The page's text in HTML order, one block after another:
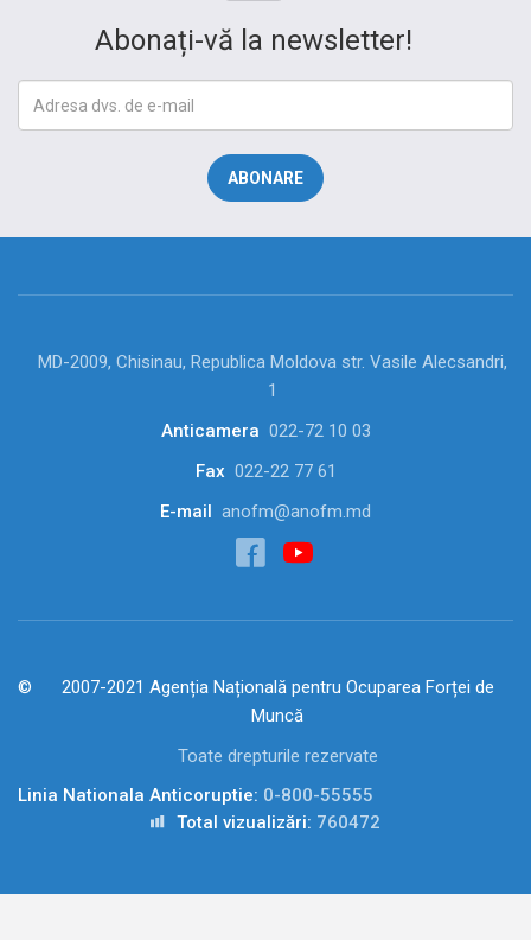
Abonați-vă la newsletter!
MD-2009, Chisinau, Republica Moldova str. Vasile Alecsandri,
1
Anticamera 022-72 10 03
Fax 022-22 77 61
E-mail
anofm@anofm.md
2007-2021 Agenția Națională pentru Ocuparea Forței de
Muncă
Toate drepturile rezervate
Linia Nationala Anticoruptie: 0-800-55555
Total vizualizări: 760472